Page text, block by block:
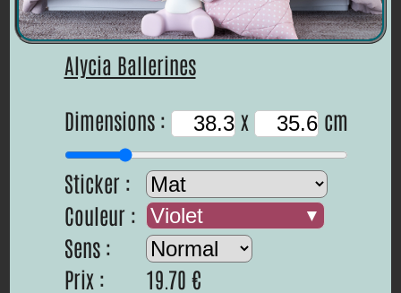
Alycia Ballerines
Dimensions :
x cm
Sticker :
Couleur :
Violet
Sens :
Prix :
19.70 €